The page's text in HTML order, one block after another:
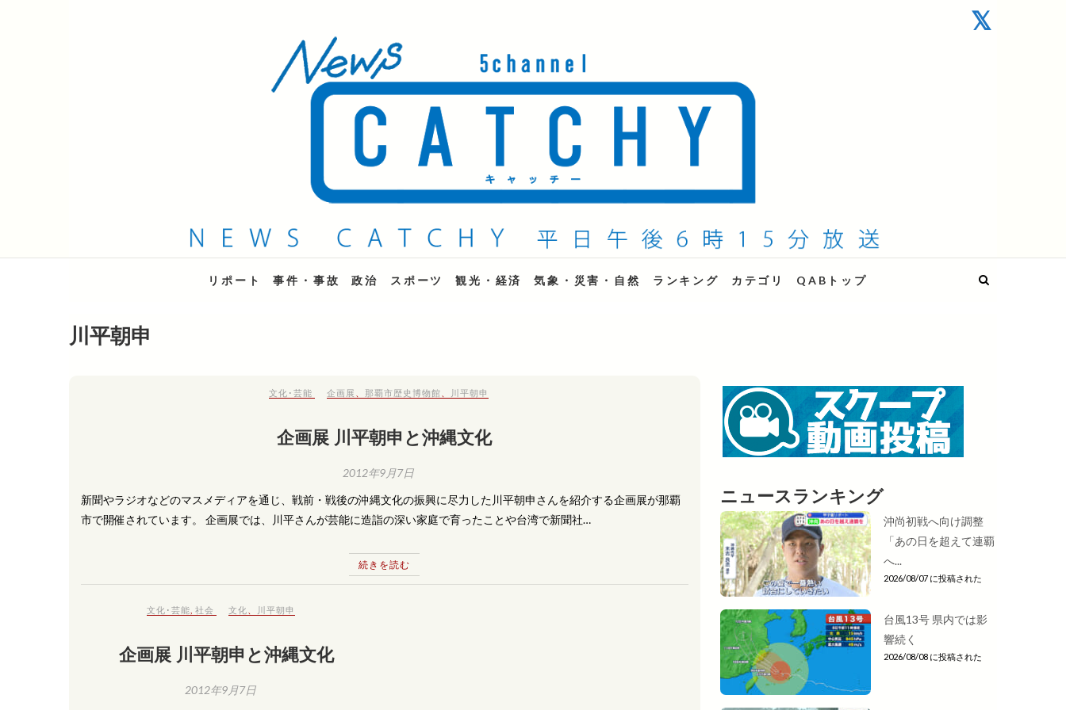
QAB NEWS Headline
キャッチー 月曜〜金曜 午後6時15分放送
リポート 事件・事故 政治 スポーツ 観光・経済 気象・災害・自然 ランキング カテゴリ QABトップ
川平朝申
文化･芸能 企画展 那覇市歴史博物館 川平朝申
企画展 川平朝申と沖縄文化
2012年9月7日
新聞やラジオなどのマスメディアを通じ、戦前・戦後の沖縄文化の振興に尽力した川平朝申さんを紹介する企画展が那覇
市で開催されています。 企画展では、川平さんが芸能に造詣の深い家庭で育ったことや台湾で新聞社…
続きを読む
文化･芸能 社会 文化 川平朝申
企画展 川平朝申と沖縄文化
2012年9月7日
ニュースランキング
沖尚初戦へ向け調整
「あの日を超えて連覇
へ...
2026/08/07 に投稿された
台風13号 県内では影
響続く
2026/08/08 に投稿された